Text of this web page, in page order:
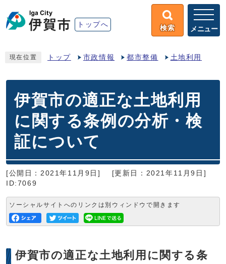
トップへ 検索 メニュー
現在位置 トップ 市政情報 都市整備 土地利用
伊賀市の適正な土地利用
に関する条例の分析・検
証について
[公開日：2021年11月9日]
[更新日：2021年11月9日]
ID:7069
ソーシャルサイトへのリンクは別ウィンドウで開きます
伊賀市の適正な土地利用に関する条